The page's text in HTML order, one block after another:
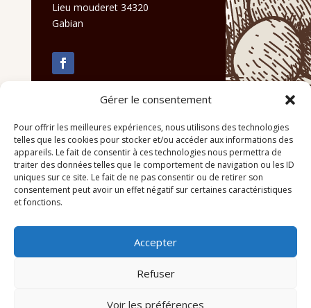
Gérer le consentement
Pour offrir les meilleures expériences, nous utilisons des technologies
telles que les cookies pour stocker et/ou accéder aux informations des
appareils. Le fait de consentir à ces technologies nous permettra de
traiter des données telles que le comportement de navigation ou les ID
uniques sur ce site. Le fait de ne pas consentir ou de retirer son
consentement peut avoir un effet négatif sur certaines caractéristiques
et fonctions.
Accepter
Refuser
Voir les préférences
Lieu mouderet 34320
Gabian